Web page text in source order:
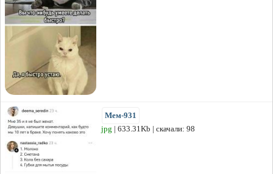
Мем-931
jpg | 633.31Kb | скачали: 98